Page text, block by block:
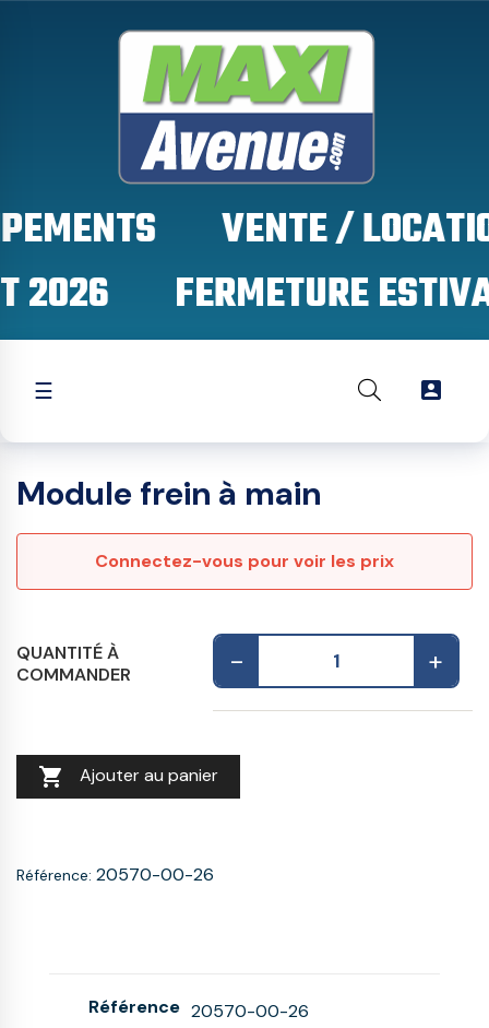
2026
☰ 
Module frein à main
Connectez-vous pour voir les prix
QUANTITÉ À
COMMANDER
- +
 Ajouter au panier
Référence: 20570-00-26
Référence 20570-00-26